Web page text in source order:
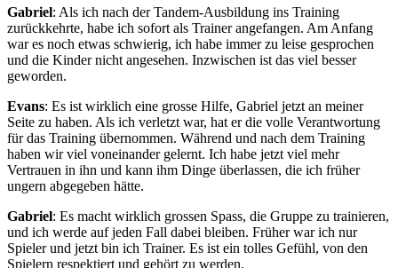
Gabriel: Als ich nach der Tandem-Ausbildung ins Training
zurückkehrte, habe ich sofort als Trainer angefangen. Am Anfang
war es noch etwas schwierig, ich habe immer zu leise gesprochen
und die Kinder nicht angesehen. Inzwischen ist das viel besser
geworden.
Evans: Es ist wirklich eine grosse Hilfe, Gabriel jetzt an meiner
Seite zu haben. Als ich verletzt war, hat er die volle Verantwortung
für das Training übernommen. Während und nach dem Training
haben wir viel voneinander gelernt. Ich habe jetzt viel mehr
Vertrauen in ihn und kann ihm Dinge überlassen, die ich früher
ungern abgegeben hätte.
Gabriel: Es macht wirklich grossen Spass, die Gruppe zu trainieren,
und ich werde auf jeden Fall dabei bleiben. Früher war ich nur
Spieler und jetzt bin ich Trainer. Es ist ein tolles Gefühl, von den
Spielern respektiert und gehört zu werden.